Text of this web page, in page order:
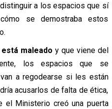
a los espacios que sí
se demostraba estos
maleado y que viene del
los espacios que se
a regodearse si les están
acusarlos de falta de ética,
el Ministerio creó una puerta